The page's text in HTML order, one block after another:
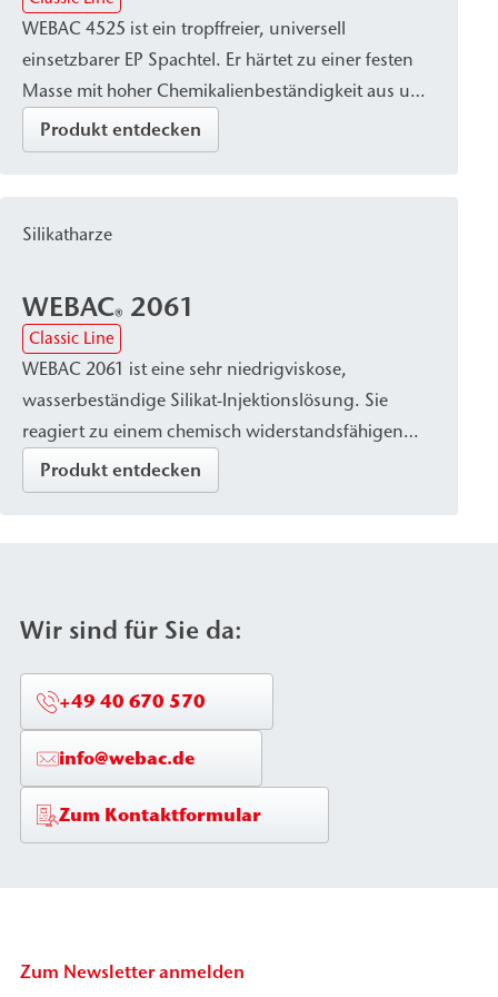
sowie zum Verpressen von Arbeitsfugen eingesetzt.
WEBAC 4525 ist ein tropffreier, universell
einsetzbarer EP Spachtel. Er härtet zu einer festen
Masse mit hoher Chemikalienbeständigkeit aus und
kann auch auf feuchten Untergründen sowie in
wassergefüllten Bereichen verarbeitet werden.
Produkt entdecken
Silikatharze
WEBAC® 2061
Classic Line
WEBAC 2061 ist eine sehr niedrigviskose,
wasserbeständige Silikat-Injektionslösung. Sie
reagiert zu einem chemisch widerstandsfähigen
Verfestigungsgefüge und eignet sich zur
Stabilisierung und Verfestigung von nichtbindigen
Produkt entdecken
Wir sind für Sie da:
+49 40 670 570
info@webac.de
Zum Kontaktformular
Zum Newsletter anmelden